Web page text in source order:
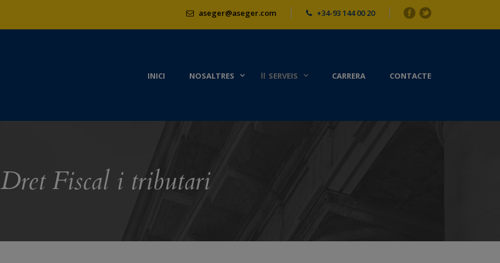
aseger@aseger.com +34-93 144 00 20
INICI NOSALTRES SERVEIS CARRERA CONTACTE
Dret Fiscal i tributari